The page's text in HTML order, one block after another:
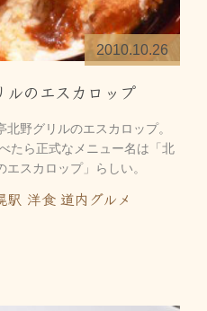
2010.10.26
のエスカロップ
野グリルのエスカロップ。
たら正式なメニュー名は「北
エスカロップ」らしい。
駅 洋食 道内グルメ